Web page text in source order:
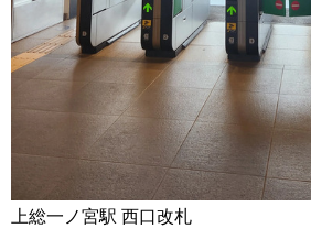
上総一ノ宮駅 西口改札